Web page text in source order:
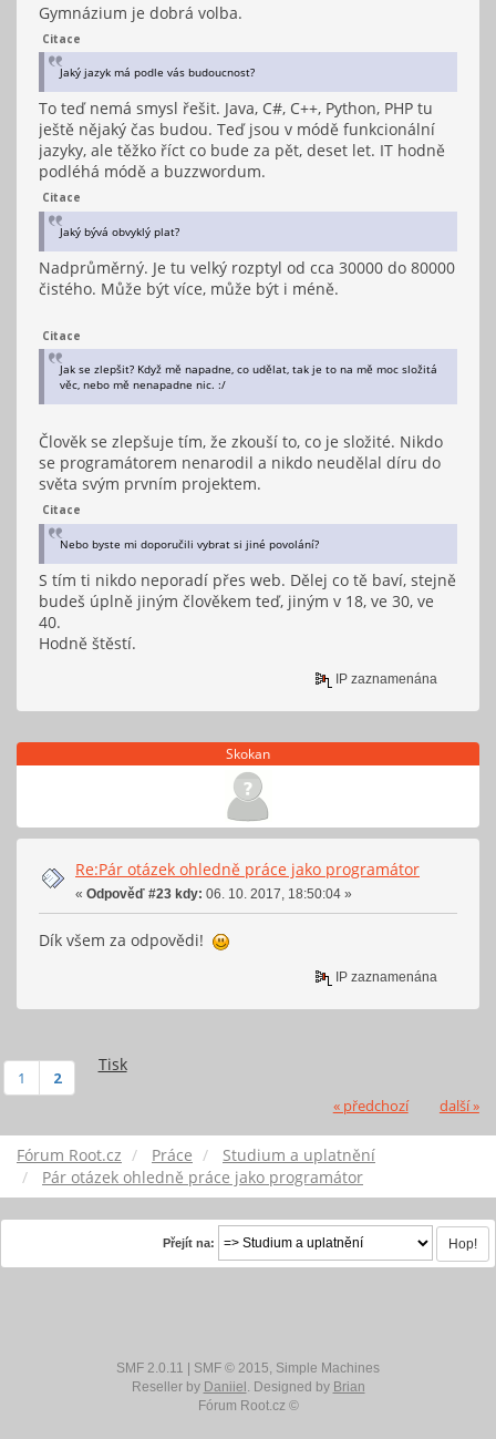
Gymnázium je dobrá volba.
Citace
Jaký jazyk má podle vás budoucnost?
To teď nemá smysl řešit. Java, C#, C++, Python, PHP tu
ještě nějaký čas budou. Teď jsou v módě funkcionální
jazyky, ale těžko říct co bude za pět, deset let. IT hodně
podléhá módě a buzzwordum.
Citace
Jaký bývá obvyklý plat?
Nadprůměrný. Je tu velký rozptyl od cca 30000 do 80000
čistého. Může být více, může být i méně.
Citace
Jak se zlepšit? Když mě napadne, co udělat, tak je to na mě moc složitá
věc, nebo mě nenapadne nic. :/
Člověk se zlepšuje tím, že zkouší to, co je složité. Nikdo
se programátorem nenarodil a nikdo neudělal díru do
světa svým prvním projektem.
Citace
Nebo byste mi doporučili vybrat si jiné povolání?
S tím ti nikdo neporadí přes web. Dělej co tě baví, stejně
budeš úplně jiným člověkem teď, jiným v 18, ve 30, ve
40.
Hodně štěstí.
IP zaznamenána
Skokan
Re:Pár otázek ohledně práce jako programátor
« Odpověď #23 kdy: 06. 10. 2017, 18:50:04 »
Dík všem za odpovědi!
IP zaznamenána
Tisk
1 2
« předchozí další »
Fórum Root.cz Práce
Studium a uplatnění
Pár otázek ohledně práce jako programátor
Přejít na:
SMF 2.0.11 SMF © 2015, Simple Machines
Reseller by Daniiel . Designed by Brian
Fórum Root.cz ©